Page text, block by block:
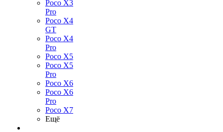
Poco X3
Pro
Poco X4
GT
Poco X4
Pro
Poco X5
Poco X5
Pro
Poco X6
Poco X6
Pro
Poco X7
Ещё